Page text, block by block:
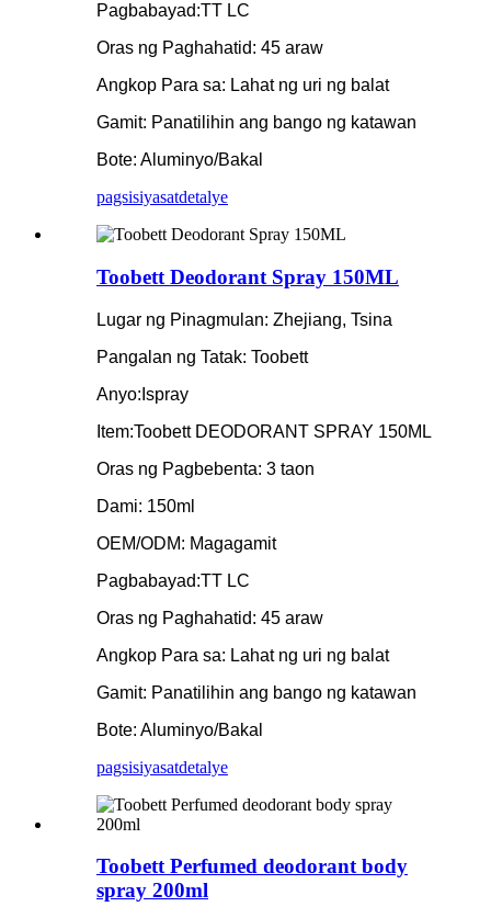
Pagbabayad:TT LC
Oras ng Paghahatid: 45 araw
Angkop Para sa: Lahat ng uri ng balat
Gamit: Panatilihin ang bango ng katawan
Bote: Aluminyo/Bakal
pagsisiyasatdetalye
Toobett Deodorant Spray 150ML
Lugar ng Pinagmulan: Zhejiang, Tsina
Pangalan ng Tatak: Toobett
Anyo:Ispray
Item:Toobett DEODORANT SPRAY 150ML
Oras ng Pagbebenta: 3 taon
Dami: 150ml
OEM/ODM: Magagamit
Pagbabayad:TT LC
Oras ng Paghahatid: 45 araw
Angkop Para sa: Lahat ng uri ng balat
Gamit: Panatilihin ang bango ng katawan
Bote: Aluminyo/Bakal
pagsisiyasatdetalye
Toobett Perfumed deodorant body
spray 200ml